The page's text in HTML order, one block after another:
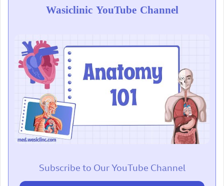
Wasiclinic YouTube Channel
Subscribe to Our YouTube Channel